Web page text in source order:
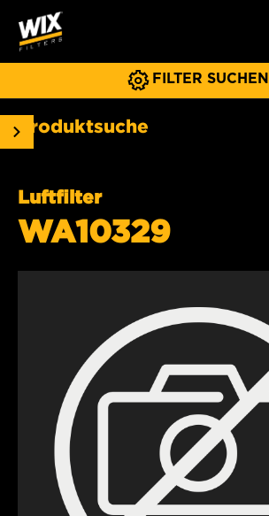
FILTER SUCHEN
Produktsuche
Luftfilter
WA10329